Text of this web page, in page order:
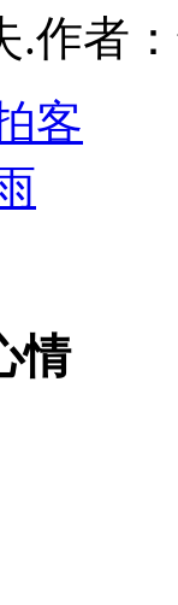
踢
.作者
客
情